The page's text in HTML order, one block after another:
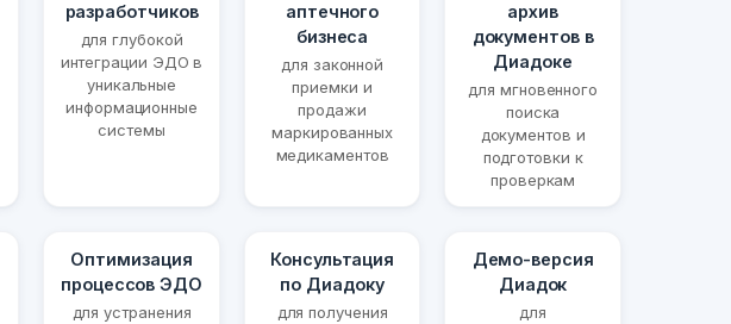
разработчиков
для глубокой
интеграции ЭДО в
уникальные
информационные
системы
аптечного
бизнеса
для законной
приемки и
продажи
маркированных
медикаментов
архив
документов в
Диадоке
для мгновенного
поиска
документов и
подготовки к
проверкам
Оптимизация
процессов ЭДО
для устранения
Консультация
по Диадоку
для получения
Демо-версия
Диадок
для